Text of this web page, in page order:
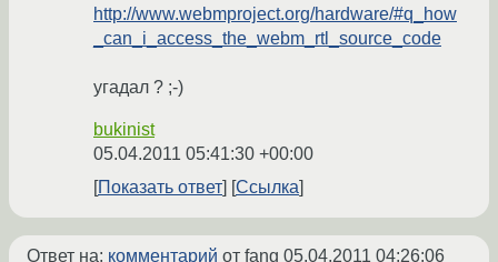
http://www.webmproject.org/hardware/#q_how
_can_i_access_the_webm_rtl_source_code
угадал ? ;-)
bukinist
05.04.2011 05:41:30 +00:00
Показать ответ
Ссылка
Ответ на: комментарий от fang 05.04.2011 04:26:06